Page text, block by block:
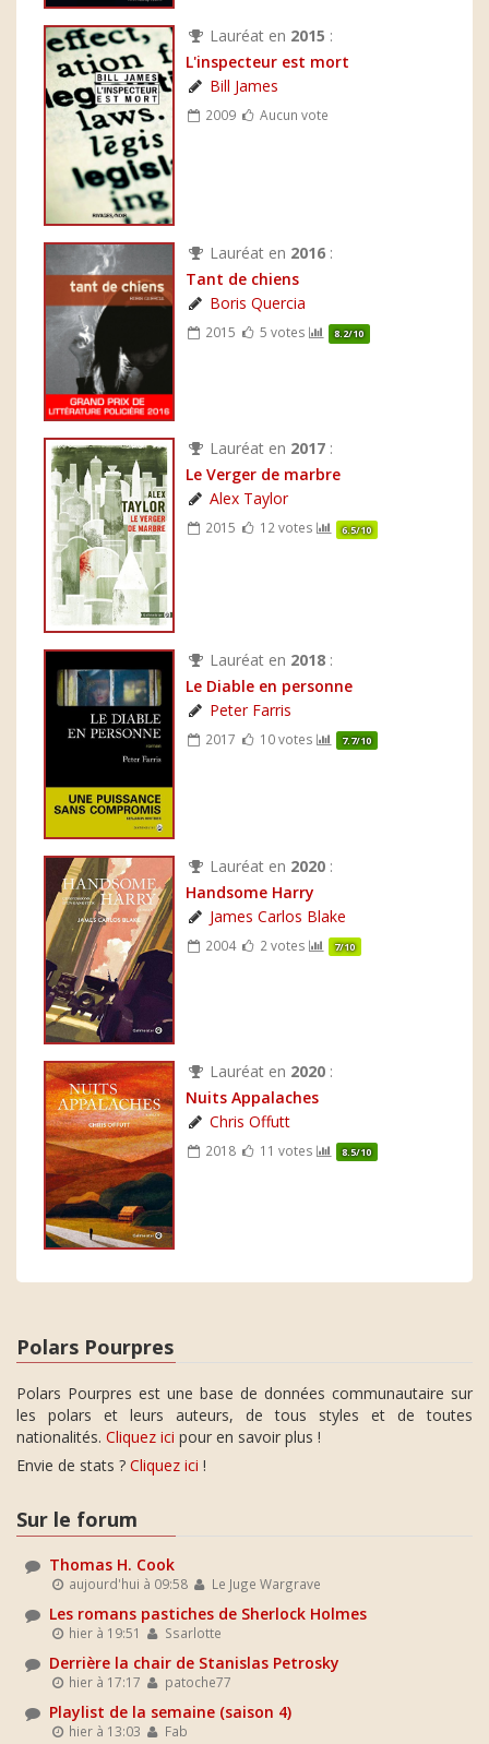
Lauréat en 2015 :
L'inspecteur est mort
Bill James
2009 Aucun vote
Lauréat en 2016 :
Tant de chiens
Boris Quercia
2015 5 votes 8.2/10
Lauréat en 2017 :
Le Verger de marbre
Alex Taylor
2015 12 votes 6.5/10
Lauréat en 2018 :
Le Diable en personne
Peter Farris
2017 10 votes 7.7/10
Lauréat en 2020 :
Handsome Harry
James Carlos Blake
2004 2 votes 7/10
Lauréat en 2020 :
Nuits Appalaches
Chris Offutt
2018 11 votes 8.5/10
Polars Pourpres
Polars Pourpres est une base de données communautaire sur
les polars et leurs auteurs, de tous styles et de toutes
nationalités. Cliquez ici pour en savoir plus !
Envie de stats ? Cliquez ici !
Sur le forum
Thomas H. Cook
aujourd'hui à 09:58 Le Juge Wargrave
Les romans pastiches de Sherlock Holmes
hier à 19:51 Ssarlotte
Derrière la chair de Stanislas Petrosky
hier à 17:17 patoche77
Playlist de la semaine (saison 4)
hier à 13:03 Fab